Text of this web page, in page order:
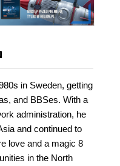
in Sweden, getting
and BBSes. With a
administration, he
and continued to
love and a magic 8
in the North